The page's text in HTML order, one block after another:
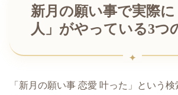
新月の願い事で実際
人」がやっている3つ
「新月の願い事 恋愛 叶った」という